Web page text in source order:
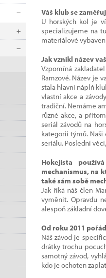
Váš klub se
U horských kol je
specializujeme na
materiálové
Jak vznikl název
Vzpomíná
Ramzové. Název je
stala hlavní náplň
vlastní akce a
tradiční. Nemáme
různé akce, a
seriál závodů na
kategorii týmů. Naši
seriálu. Poslední
Hokejista
mechanismus, na
také sám sobě
Jak říká náš člen
vyměnit. Opravdu
alespoň základní
Od roku 2011
Náš závod je
drátky trochu
samotný závod,
kdo je ochoten